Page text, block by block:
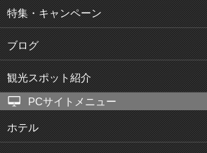
特集・キャンペーン
ブログ
観光スポット紹介
PCサイトメニュー
ホテル